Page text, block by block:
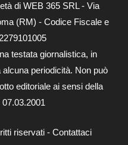
di WEB 365 SRL - Via
(RM) - Codice Fiscale e
testata giornalistica, in
periodicità. Non può
editoriale ai sensi della
riservati - Contattaci